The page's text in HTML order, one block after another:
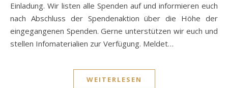
Einladung. Wir listen alle Spenden auf und informieren euch
nach Abschluss der Spendenaktion über die Höhe der
eingegangenen Spenden. Gerne unterstützen wir euch und
stellen Infomaterialien zur Verfügung. Meldet…
WEITERLESEN